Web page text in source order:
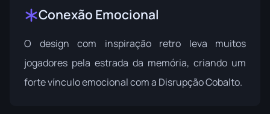
Conexão Emocional
O design com inspiração retro leva muitos
jogadores pela estrada da memória, criando um
forte vínculo emocional com a Disrupção Cobalto.